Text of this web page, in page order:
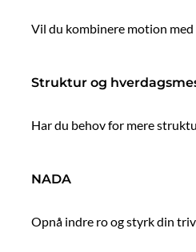
Vil du kombinere motion
Struktur og
Har du behov for mere
NADA
Opnå indre ro og styrk din